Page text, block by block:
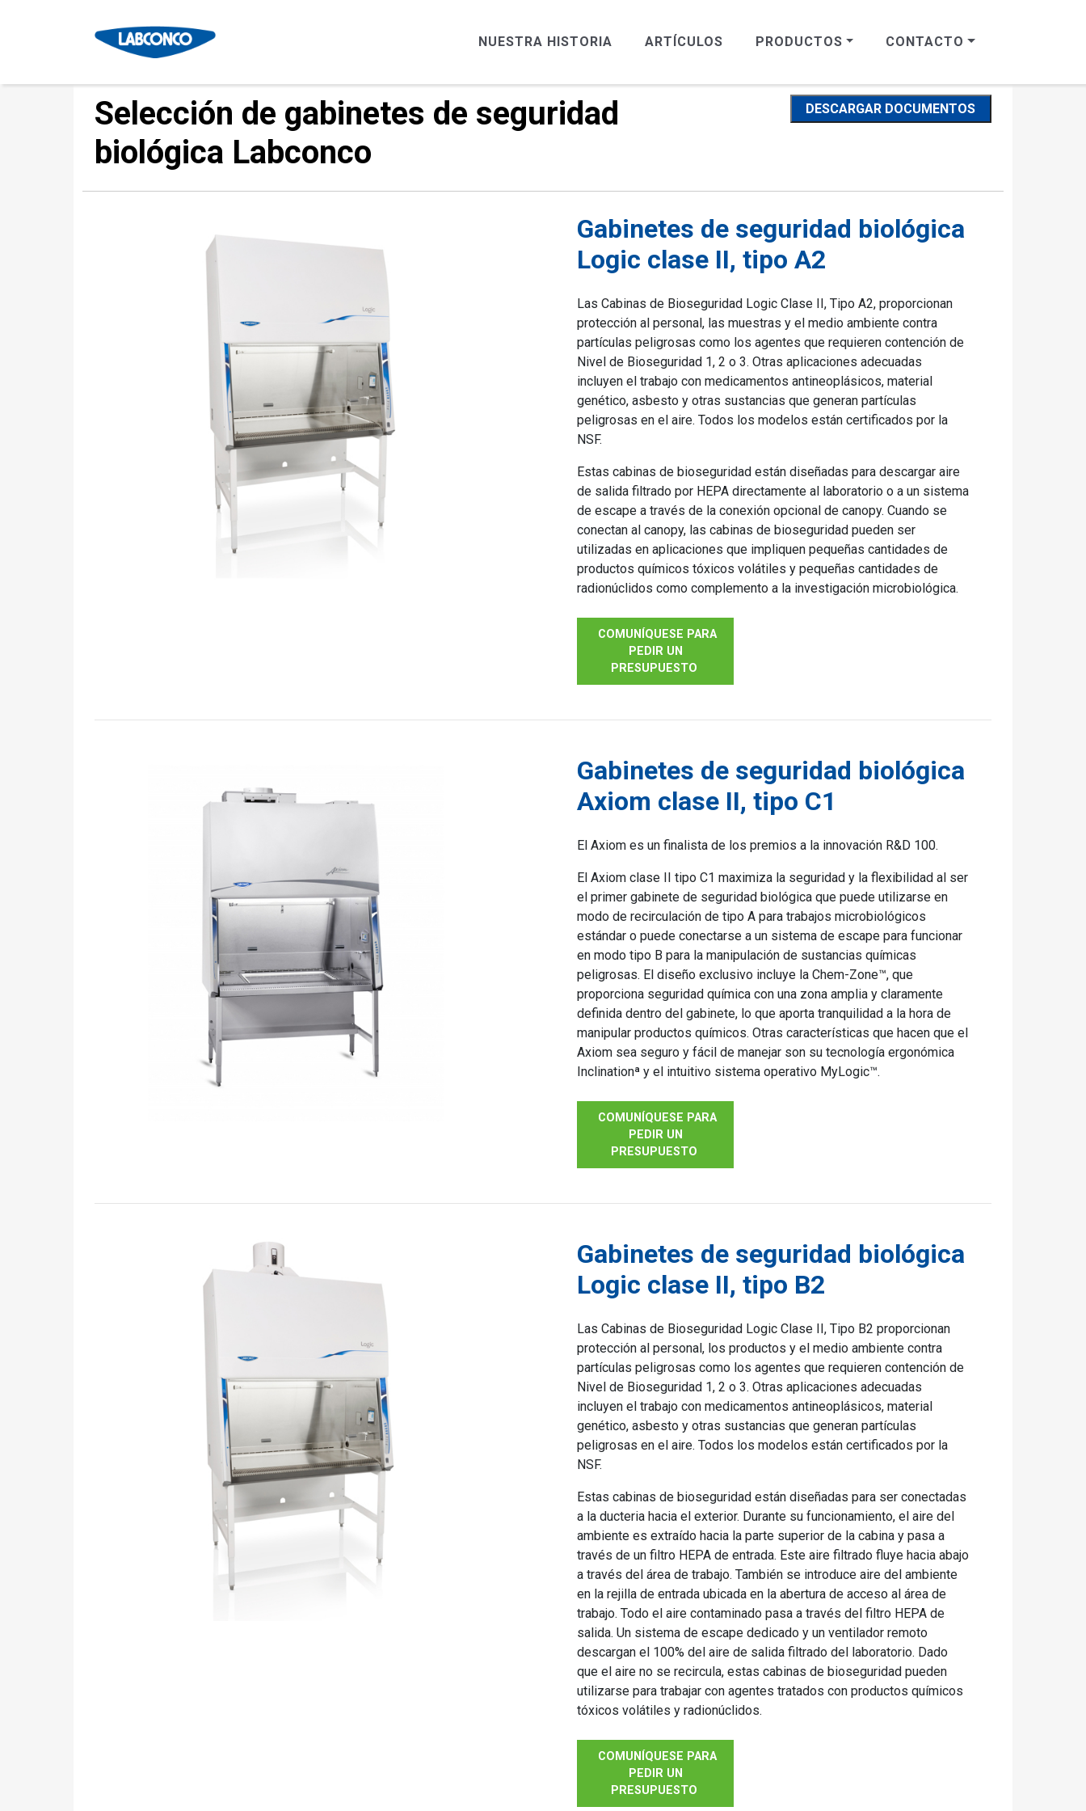
NUESTRA HISTORIA ARTÍCULOS PRODUCTOS CONTACTO
Selección de gabinetes de seguridad
biológica Labconco
DESCARGAR DOCUMENTOS
Gabinetes de seguridad biológica
Logic clase II, tipo A2
Las Cabinas de Bioseguridad Logic Clase II, Tipo A2, proporcionan
protección al personal, las muestras y el medio ambiente contra
partículas peligrosas como los agentes que requieren contención de
Nivel de Bioseguridad 1, 2 o 3. Otras aplicaciones adecuadas
incluyen el trabajo con medicamentos antineoplásicos, material
genético, asbesto y otras sustancias que generan partículas
peligrosas en el aire. Todos los modelos están certificados por la
NSF.
Estas cabinas de bioseguridad están diseñadas para descargar aire
de salida filtrado por HEPA directamente al laboratorio o a un sistema
de escape a través de la conexión opcional de canopy. Cuando se
conectan al canopy, las cabinas de bioseguridad pueden ser
utilizadas en aplicaciones que impliquen pequeñas cantidades de
productos químicos tóxicos volátiles y pequeñas cantidades de
radionúclidos como complemento a la investigación microbiológica.
COMUNÍQUESE PARA
PEDIR UN
PRESUPUESTO
Gabinetes de seguridad biológica
Axiom clase II, tipo C1
El Axiom es un finalista de los premios a la innovación R&D 100.
El Axiom clase II tipo C1 maximiza la seguridad y la flexibilidad al ser
el primer gabinete de seguridad biológica que puede utilizarse en
modo de recirculación de tipo A para trabajos microbiológicos
estándar o puede conectarse a un sistema de escape para funcionar
en modo tipo B para la manipulación de sustancias químicas
peligrosas. El diseño exclusivo incluye la Chem-Zone™, que
proporciona seguridad química con una zona amplia y claramente
definida dentro del gabinete, lo que aporta tranquilidad a la hora de
manipular productos químicos. Otras características que hacen que el
Axiom sea seguro y fácil de manejar son su tecnología ergonómica
Inclinationª y el intuitivo sistema operativo MyLogic™.
COMUNÍQUESE PARA
PEDIR UN
PRESUPUESTO
Gabinetes de seguridad biológica
Logic clase II, tipo B2
Las Cabinas de Bioseguridad Logic Clase II, Tipo B2 proporcionan
protección al personal, los productos y el medio ambiente contra
partículas peligrosas como los agentes que requieren contención de
Nivel de Bioseguridad 1, 2 o 3. Otras aplicaciones adecuadas
incluyen el trabajo con medicamentos antineoplásicos, material
genético, asbesto y otras sustancias que generan partículas
peligrosas en el aire. Todos los modelos están certificados por la
NSF.
Estas cabinas de bioseguridad están diseñadas para ser conectadas
a la ducteria hacia el exterior. Durante su funcionamiento, el aire del
ambiente es extraído hacia la parte superior de la cabina y pasa a
través de un filtro HEPA de entrada. Este aire filtrado fluye hacia abajo
a través del área de trabajo. También se introduce aire del ambiente
en la rejilla de entrada ubicada en la abertura de acceso al área de
trabajo. Todo el aire contaminado pasa a través del filtro HEPA de
salida. Un sistema de escape dedicado y un ventilador remoto
descargan el 100% del aire de salida filtrado del laboratorio. Dado
que el aire no se recircula, estas cabinas de bioseguridad pueden
utilizarse para trabajar con agentes tratados con productos químicos
tóxicos volátiles y radionúclidos.
COMUNÍQUESE PARA
PEDIR UN
PRESUPUESTO